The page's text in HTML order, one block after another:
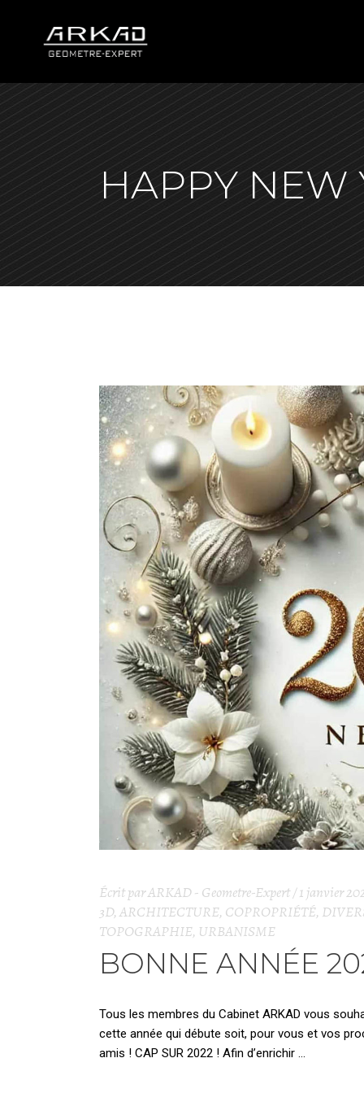
HAPPY NEW
Écrit parARKAD - Geometre-Expert 1 janvier
3D, ARCHITECTURE, COPROPRIÉTÉ,
TOPOGRAPHIE, URBANISME
BONNE ANNÉE
Tous les membres du Cabinet ARKAD vous
cette année qui débute soit, pour vous et vos
amis ! CAP SUR 2022 ! Afin d’enrichir